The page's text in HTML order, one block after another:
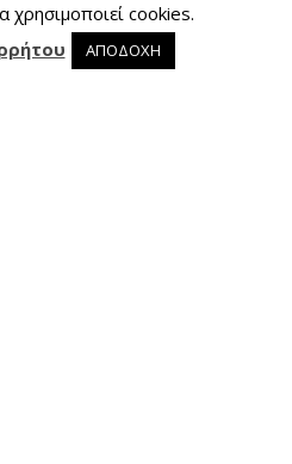
στο καλάθι
χρησιμοποιεί cookies.
ΑΠΟΔΟΧΗ